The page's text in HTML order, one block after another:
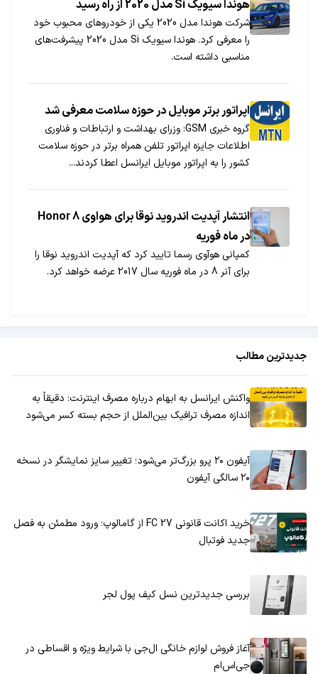
هوندا سیویک Si مدل 2020 از راه رسید
شرکت هوندا مدل 2020 یکی از خودروهای محبوب خود
را معرفی کرد. هوندا سیویک Si مدل 2020 پیشرفت‌های
مناسبی داشته است.
اپراتور برتر موبایل در حوزه سلامت معرفی شد
گروه خبری GSM: وزرای بهداشت و ارتباطات و فناوری
اطلاعات جایزه اپراتور تلفن همراه برتر در حوزه سلامت
کشور را به اپراتور موبایل ایرانسل اعطا کردند...
انتشار آپدیت اندروید نوقا برای هواوی Honor 8
در ماه فوریه
کمپانی هوآوی رسما تایید کرد که آپدیت اندروید نوقا را
برای آنر 8 در ماه فوریه سال 2017 عرضه خواهد کرد.
جدیدترین مطالب
واکنش ایرانسل به ابهام درباره مصرف اینترنت: دقیقاً به
اندازه مصرف ترافیک بین‌الملل از حجم بسته کسر می‌شود
آیفون ۲۰ پرو بزرگ‌تر می‌شود؛ تغییر سایز نمایشگر در نسخه
۲۰ سالگی آیفون
خرید اکانت قانونی FC 27 از گامالوپ؛ ورود مطمئن به فصل
جدید فوتبال
بررسی جدیدترین نسل کیف پول لجر
آغاز فروش لوازم خانگی ال‌جی با شرایط ویژه و اقساطی در
جی‌اس‌ام